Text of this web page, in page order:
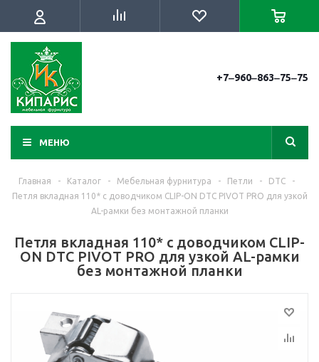
+7‒960‒863‒75‒75
МЕНЮ
Главная - Каталог - Мебельная фурнитура - Петли - DTC
-
Петля вкладная 110* с доводчиком CLIP-ON DTC PIVOT PRO для узкой
AL-рамки без монтажной планки
Петля вкладная 110* с доводчиком CLIP-
ON DTC PIVOT PRO для узкой AL-рамки
без монтажной планки